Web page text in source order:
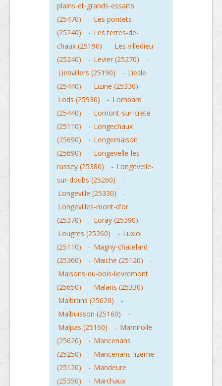
plains-et-grands-essarts
(25470)
- Les pontets
(25240)
- Les terres-de-
chaux (25190)
- Les villedieu
(25240)
- Levier (25270)
-
Liebvillers (25190)
- Liesle
(25440)
- Lizine (25330)
-
Lods (25930)
- Lombard
(25440)
- Lomont-sur-crete
(25110)
- Longechaux
(25690)
- Longemaison
(25690)
- Longevelle-les-
russey (25380)
- Longevelle-
sur-doubs (25260)
-
Longeville (25330)
-
Longevilles-mont-d'or
(25370)
- Loray (25390)
-
Lougres (25260)
- Luxiol
(25110)
- Magny-chatelard
(25360)
- Maiche (25120)
-
Maisons-du-bois-lievremont
(25650)
- Malans (25330)
-
Malbrans (25620)
-
Malbuisson (25160)
-
Malpas (25160)
- Mamirolle
(25620)
- Mancenans
(25250)
- Mancenans-lizerne
(25120)
- Mandeure
(25350)
- Marchaux